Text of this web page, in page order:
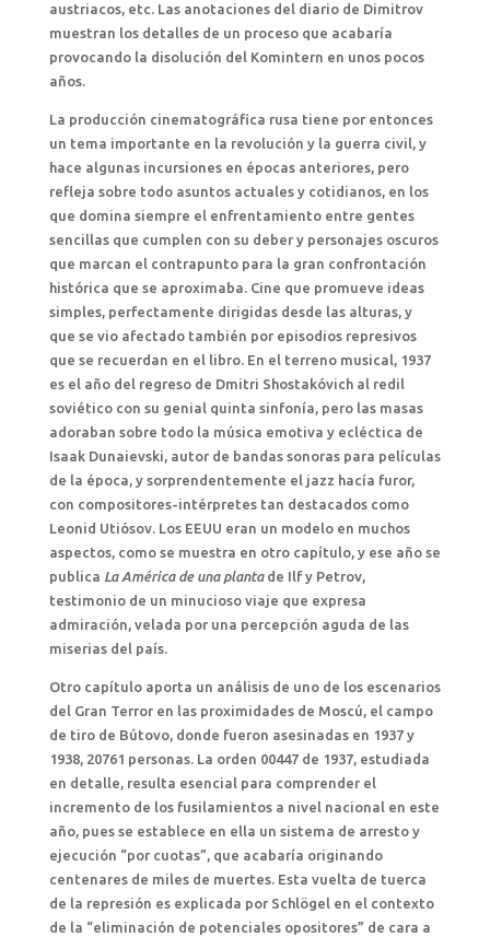
austriacos, etc. Las anotaciones del diario de Dimitrov
muestran los detalles de un proceso que acabaría
provocando la disolución del Komintern en unos pocos
años.
La producción cinematográfica rusa tiene por entonces
un tema importante en la revolución y la guerra civil, y
hace algunas incursiones en épocas anteriores, pero
refleja sobre todo asuntos actuales y cotidianos, en los
que domina siempre el enfrentamiento entre gentes
sencillas que cumplen con su deber y personajes oscuros
que marcan el contrapunto para la gran confrontación
histórica que se aproximaba. Cine que promueve ideas
simples, perfectamente dirigidas desde las alturas, y
que se vio afectado también por episodios represivos
que se recuerdan en el libro. En el terreno musical, 1937
es el año del regreso de Dmitri Shostakóvich al redil
soviético con su genial quinta sinfonía, pero las masas
adoraban sobre todo la música emotiva y ecléctica de
Isaak Dunaievski, autor de bandas sonoras para películas
de la época, y sorprendentemente el jazz hacía furor,
con compositores-intérpretes tan destacados como
Leonid Utiósov. Los EEUU eran un modelo en muchos
aspectos, como se muestra en otro capítulo, y ese año se
publica La América de una plantade Ilf y Petrov,
testimonio de un minucioso viaje que expresa
admiración, velada por una percepción aguda de las
miserias del país.
Otro capítulo aporta un análisis de uno de los escenarios
del Gran Terror en las proximidades de Moscú, el campo
de tiro de Bútovo, donde fueron asesinadas en 1937 y
1938, 20761 personas. La orden 00447 de 1937, estudiada
en detalle, resulta esencial para comprender el
incremento de los fusilamientos a nivel nacional en este
año, pues se establece en ella un sistema de arresto y
ejecución “por cuotas”, que acabaría originando
centenares de miles de muertes. Esta vuelta de tuerca
de la represión es explicada por Schlögel en el contexto
de la “eliminación de potenciales opositores” de cara a